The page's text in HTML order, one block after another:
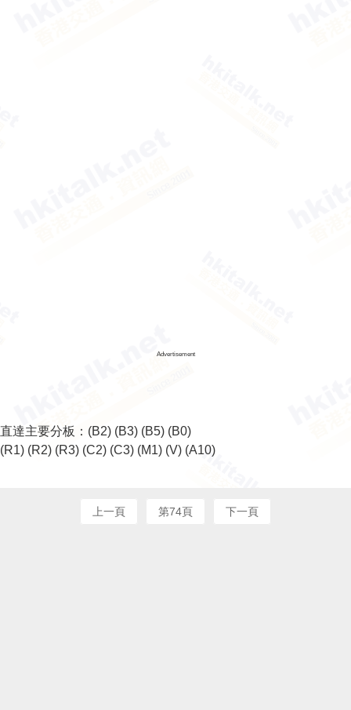
Advertisement
直達主要分板： (B2) (B3) (B5) (B0)
(R1) (R2) (R3) (C2) (C3) (M1) (V) (A10)
上一頁 第74頁 下一頁